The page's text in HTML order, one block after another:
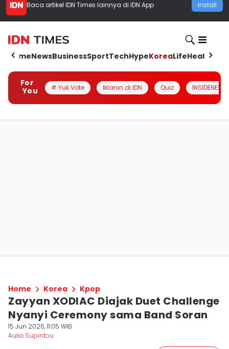
Baca artikel IDN Times lainnya di IDN App Install
HomeNewsBusinessSportTechHypeKoreaLifeHealth
For
You
# Yuk Vote Iklanin di IDN Quiz INSIDENESIA
Home Korea Kpop
Zayyan XODIAC Diajak Duet Challenge
Nyanyi Ceremony sama Band Soran
15 Jun 2026, 11:05 WIB
Aulia Supintou